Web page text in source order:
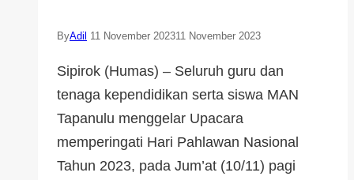
ByAdil 11 November 202311 November 2023
Sipirok (Humas) – Seluruh guru dan
tenaga kependidikan serta siswa MAN
Tapanulu menggelar Upacara
memperingati Hari Pahlawan Nasional
Tahun 2023, pada Jum’at (10/11) pagi